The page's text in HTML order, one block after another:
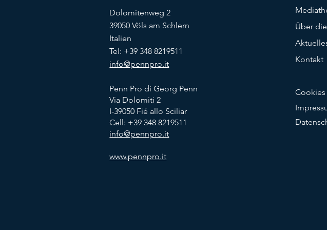
Dolomitenweg 2
39050 Völs am Schlern
Italien
Tel: +39 348 8219511
info@pennpro.it
Penn Pro di Georg Penn
Via Dolomiti 2
I-39050 Fié allo Sciliar
Cell: +39 348 8219511
info@pennpro.it
www.pennpro.it
Über
Kontakt
Cookies